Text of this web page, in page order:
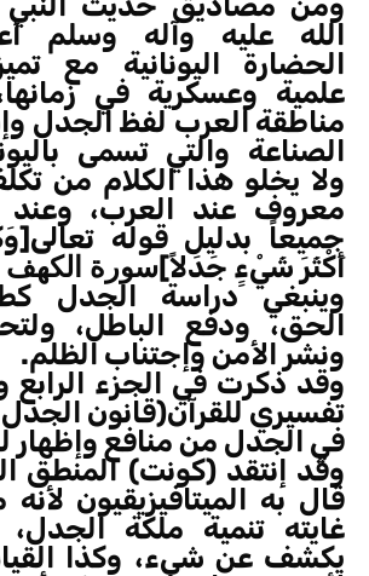
الله عليه وآله وسلم
الحضارة اليونانية مع
علمية وعسكرية في
مناطقة العرب لفظ الجدل
الصناعة والتي تسمى
ولا يخلو هذا الكلام من
معروف عند العرب،
جميعاً بدليل قوله
أَكْثَرَ شَيْءٍ جَدَلاً]سورة الكهف 54/
وينبغي دراسة الجدل
الحق، ودفع الباطل،
ونشر الأمن وإجتناب الظلم.
وقد ذكرت في الجزء الرابع
تفسيري للقرآن(قانون الجدل
في الجدل من منافع وإظهار
وقد إنتقد (كونت) المنطق
قال به الميتافيزيقيون
غايته تنمية ملكة
يكشف عن شيء، وكذا